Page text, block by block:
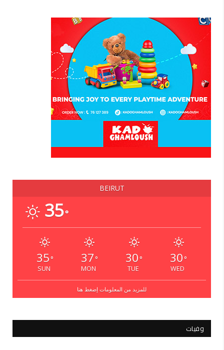
BEIRUT
35°
35 °
SUN
37 °
MON
30 °
TUE
30 °
WED
للمزيد من المعلومات إضغط هنا
وفيات